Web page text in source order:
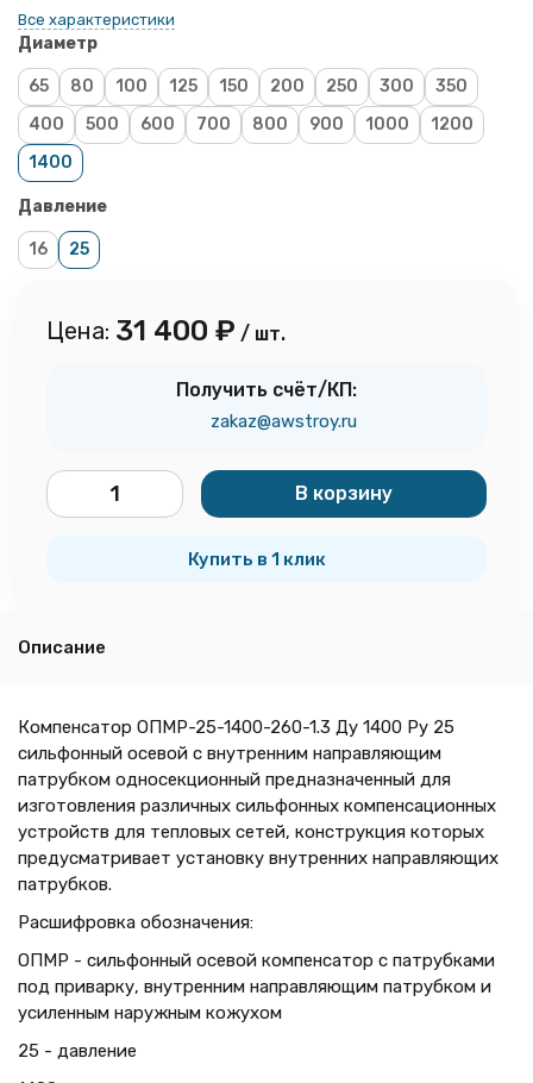
Все характеристики
Диаметр
65 80 100 125 150 200 250 300
350
400
500 600 700 800 900 1000
1200
1400
Давление
16 25
Цена: 31 400 ₽ / шт.
Получить счёт/КП:
zakaz@awstroy.ru
В корзину
Купить в 1 клик
Описание
Компенсатор ОПМР-25-1400-260-1.3 Ду 1400 Ру 25
сильфонный осевой с внутренним направляющим
патрубком односекционный предназначенный для
изготовления различных сильфонных компенсационных
устройств для тепловых сетей, конструкция которых
предусматривает установку внутренних направляющих
патрубков.
Расшифровка обозначения:
ОПМР - сильфонный осевой компенсатор с патрубками
под приварку, внутренним направляющим патрубком и
усиленным наружным кожухом
25 - давление